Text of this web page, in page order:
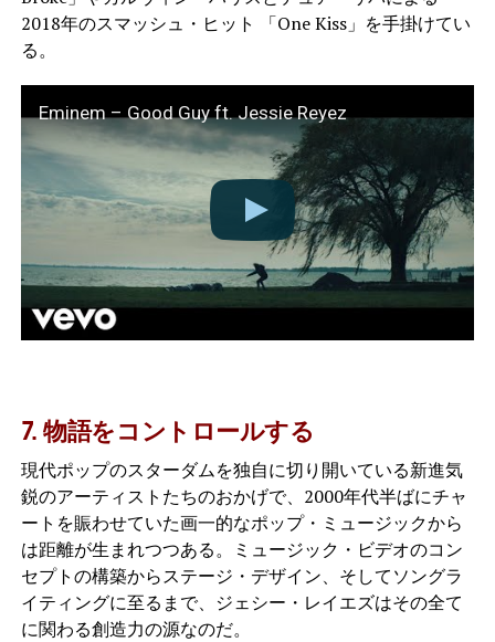
2018年のスマッシュ・ヒット 「One Kiss」を手掛けてい
る。
Eminem – Good Guy ft. Jessie Reyez
7. 物語をコントロールする
現代ポップのスターダムを独自に切り開いている新進気
鋭のアーティストたちのおかげで、2000年代半ばにチャ
ートを賑わせていた画一的なポップ・ミュージックから
は距離が生まれつつある。ミュージック・ビデオのコン
セプトの構築からステージ・デザイン、そしてソングラ
イティングに至るまで、ジェシー・レイエズはその全て
に関わる創造力の源なのだ。